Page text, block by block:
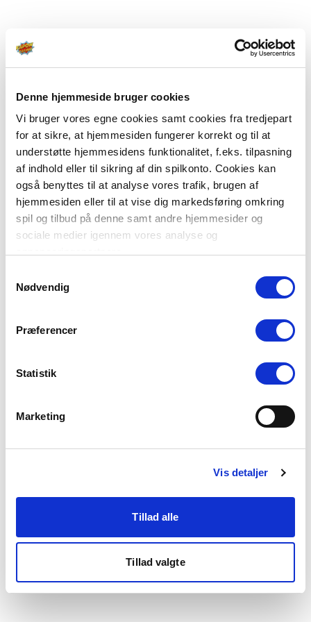
Denne hjemmeside bruger cookies
Vi bruger vores egne cookies samt cookies fra tredjepart
for at sikre, at hjemmesiden fungerer korrekt og til at
understøtte hjemmesidens funktionalitet, f.eks. tilpasning
af indhold eller til sikring af din spilkonto. Cookies kan
også benyttes til at analyse vores trafik, brugen af
hjemmesiden eller til at vise dig markedsføring omkring
spil og tilbud på denne samt andre hjemmesider og
sociale medier igennem vores analyse og
Du kan læse mere om vores brug af cookies under
"Detaljer" eller ved at klikke videre til vores Cookiepolitik,
Nødvendig
Præferencer
Statistik
Marketing
Vis detaljer
Tillad alle
Tillad valgte